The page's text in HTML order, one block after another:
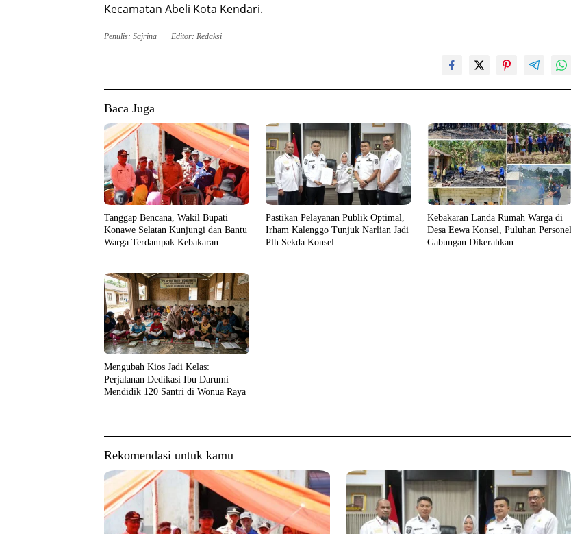
Kecamatan Abeli Kota Kendari.
Penulis: Sajrina Editor: Redaksi
Baca Juga
Tanggap Bencana, Wakil Bupati
Konawe Selatan Kunjungi dan Bantu
Warga Terdampak Kebakaran
Pastikan Pelayanan Publik Optimal,
Irham Kalenggo Tunjuk Narlian Jadi
Plh Sekda Konsel
Kebakaran Landa Rumah Warga di
Desa Eewa Konsel, Puluhan Personel
Gabungan Dikerahkan
Mengubah Kios Jadi Kelas:
Perjalanan Dedikasi Ibu Darumi
Mendidik 120 Santri di Wonua Raya
Rekomendasi untuk kamu